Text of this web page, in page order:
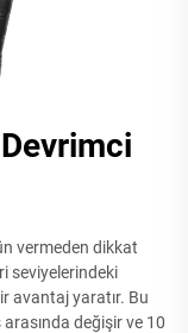
vermeden dikkat
seviyelerindeki
avantaj yaratır. Bu
değişir ve 10